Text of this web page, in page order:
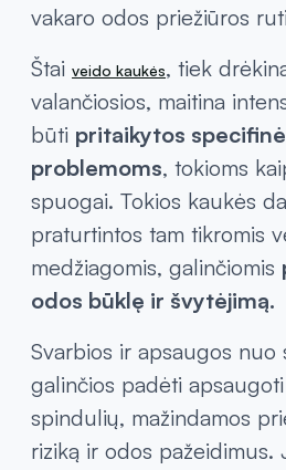
vakaro odos priežiūros
Štai veido kaukės, tiek
valančiosios, maitina
būti pritaikytos
problemoms, tokioms
spuogai. Tokios kaukės
praturtintos tam tikromis
medžiagomis, galinčiomis
odos būklę ir švytėjimą.
Svarbios ir apsaugos nuo
galinčios padėti
spindulių, mažindamos
riziką ir odos pažeidimus.